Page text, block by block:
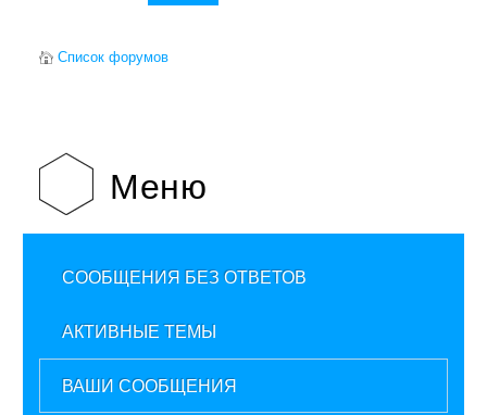
Список форумов
Меню
СООБЩЕНИЯ БЕЗ ОТВЕТОВ
АКТИВНЫЕ ТЕМЫ
ВАШИ СООБЩЕНИЯ